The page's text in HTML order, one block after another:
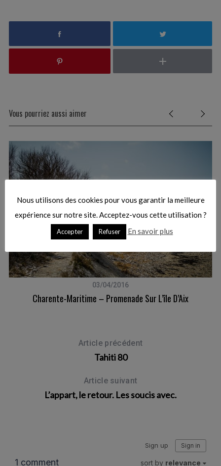
Vous pourriez aussi aimer
03/04/2016
Charente-Maritime – Promenade Sur L’île D’Aix
Article précédent
Tahiti 80
Article suivant
L’appart, le retour. Les soucis avec.
a
r
f
o
r
Nous utilisons des cookies pour vous garantir la meilleure
expérience sur notre site. Acceptez-vous cette utilisation ?
Accepter Refuser En savoir plus